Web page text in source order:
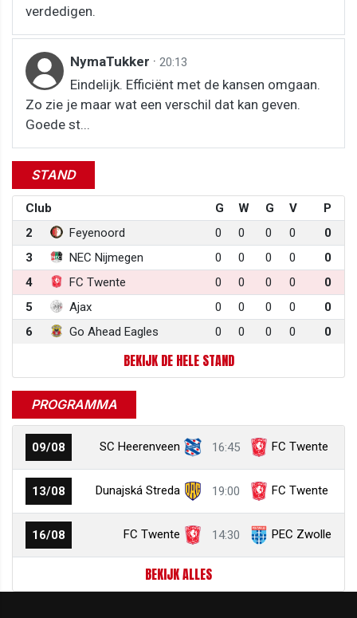
verdedigen.
NymaTukker · 20:13
Eindelijk. Efficiënt met de kansen omgaan.
Zo zie je maar wat een verschil dat kan geven.
Goede st...
STAND
Club G W G V
P
2
Feyenoord 0 0 0 0
0
3
NEC Nijmegen 0 0 0 0
0
4
FC Twente 0 0 0 0
0
5
Ajax 0 0 0 0
0
6
Go Ahead Eagles 0 0 0 0 0
BEKIJK DE HELE STAND
PROGRAMMA
09/08 SC Heerenveen 16:45 FC Twente
13/08 Dunajská Streda 19:00 FC Twente
16/08 FC Twente 14:30 PEC Zwolle
BEKIJK ALLES